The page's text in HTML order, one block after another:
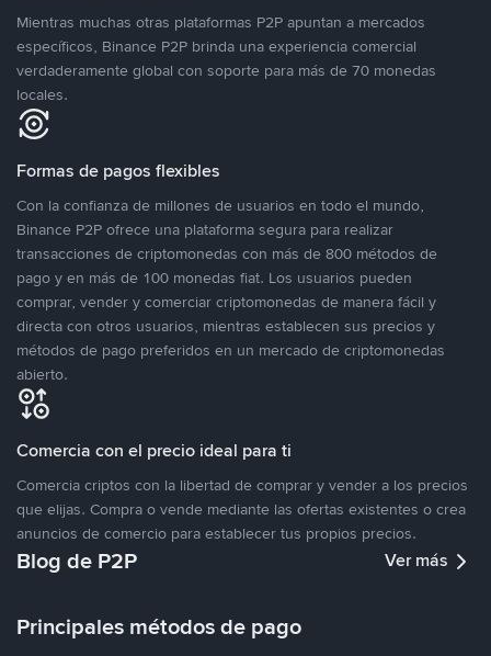
Mientras muchas otras plataformas P2P apuntan a mercados
específicos, Binance P2P brinda una experiencia comercial
verdaderamente global con soporte para más de 70 monedas
locales.
Formas de pagos flexibles
Con la confianza de millones de usuarios en todo el mundo,
Binance P2P ofrece una plataforma segura para realizar
transacciones de criptomonedas con más de 800 métodos de
pago y en más de 100 monedas fiat. Los usuarios pueden
comprar, vender y comerciar criptomonedas de manera fácil y
directa con otros usuarios, mientras establecen sus precios y
métodos de pago preferidos en un mercado de criptomonedas
abierto.
Comercia con el precio ideal para ti
Comercia criptos con la libertad de comprar y vender a los precios
que elijas. Compra o vende mediante las ofertas existentes o crea
anuncios de comercio para establecer tus propios precios.
Blog de P2P Ver más
Principales métodos de pago